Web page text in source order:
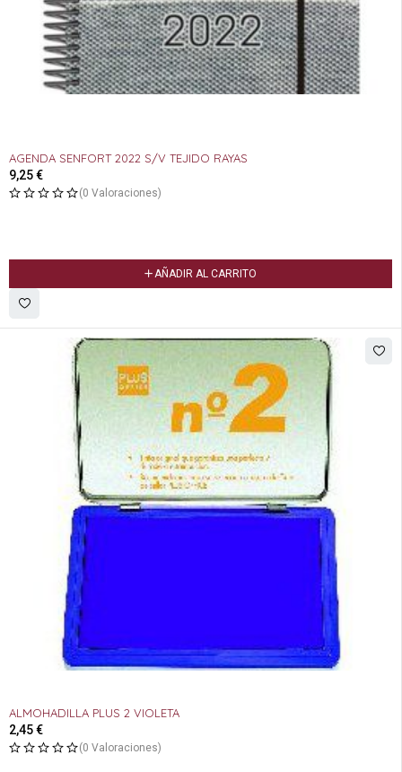
AGENDA SENFORT 2022 S/V TEJIDO RAYAS
9,25€
(0 Valoraciones)
AÑADIR AL CARRITO
ALMOHADILLA PLUS 2 VIOLETA
2,45€
(0 Valoraciones)